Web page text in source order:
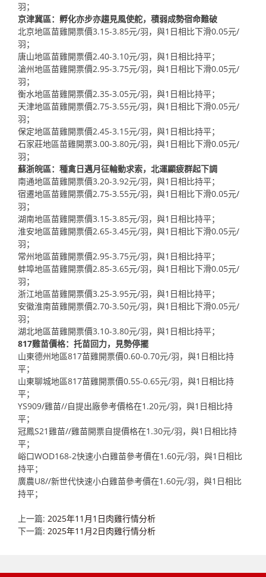
羽；
京津冀區：孵化亦步亦趨見風使舵，積弱成勢宿命難破
北京地區苗雞開票價3.15-3.85元/羽，與1日相比下滑0.05元/
羽；
唐山地區苗雞開票價2.40-3.10元/羽，與1日相比持平；
滄州地區苗雞開票價2.95-3.75元/羽，與1日相比下滑0.05元/
羽；
衡水地區苗雞開票價2.35-3.05元/羽，與1日相比持平；
天津地區苗雞開票價2.75-3.55元/羽，與1日相比下滑0.05元/
羽；
保定地區苗雞開票價2.45-3.15元/羽，與1日相比持平；
石家莊地區苗雞開票3.00-3.80元/羽，與1日相比下滑0.05元/
羽；
蘇浙皖區：種禽日邁月征輪動求索，北運顯疲群起下調
南通地區苗雞開票價3.20-3.92元/羽，與1日相比持平；
宿遷地區苗雞開票價2.75-3.55元/羽，與1日相比下滑0.05元/
羽；
湖南地區苗雞開票價3.15-3.85元/羽，與1日相比持平；
淮安地區苗雞開票價2.65-3.45元/羽，與1日相比下滑0.05元/
羽；
常州地區苗雞開票價2.95-3.75元/羽，與1日相比持平；
蚌埠地區苗雞開票價2.85-3.65元/羽，與1日相比下滑0.05元/
羽；
浙江地區苗雞開票價3.25-3.95元/羽，與1日相比持平；
安徽淮南苗雞開票價2.70-3.50元/羽，與1日相比下滑0.05元/
羽；
湖北地區苗雞開票價3.10-3.80元/羽，與1日相比持平；
817雞苗價格：托苗回力，見勢停擺
山東德州地區817苗雞開票價0.60-0.70元/羽，與1日相比持
平；
山東聊城地區817苗雞開票價0.55-0.65元/羽，與1日相比持
平；
YS909/雞苗//自提出廠參考價格在1.20元/羽，與1日相比持
平；
冠鳳S21雞苗//雞苗開票自提價格在1.30元/羽，與1日相比持
平；
峪口WOD168-2快速小白雞苗參考價在1.60元/羽，與1日相比
持平；
廣農U8//新世代快速小白雞苗參考價在1.60元/羽，與1日相比
持平；
上一篇: 2025年11月1日肉雞行情分析
下一篇: 2025年11月2日肉雞行情分析